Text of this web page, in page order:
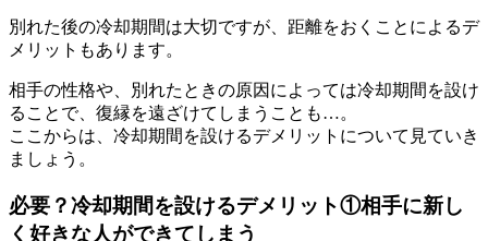
別れた後の冷却期間は大切ですが、距離をおくことによるデ
メリットもあります。
相手の性格や、別れたときの原因によっては冷却期間を設け
ることで、復縁を遠ざけてしまうことも…。
ここからは、冷却期間を設けるデメリットについて見ていき
ましょう。
必要？冷却期間を設けるデメリット①相手に新し
く好きな人ができてしまう